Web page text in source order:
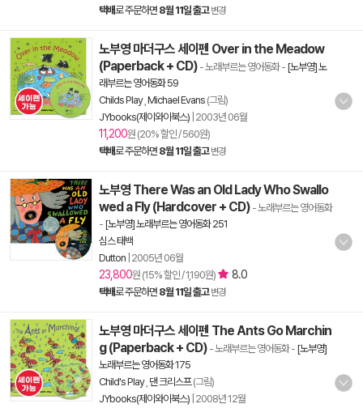
택배로 주문하면 8월 11일 출고 변경
노부영 마더구스 세이펜 Over in the Meadow
(Paperback + CD) - 노래부르는 영어동화- [노부영] 노
래부르는 영어동화 59
Childs Play, Michael Evans (그림)
JYbooks(제이와이북스) 2003년 06월
11,200원 (20% 할인 / 560원)
택배로 주문하면 8월 11일 출고 변경
노부영 There Was an Old Lady Who Swallo
wed a Fly (Hardcover + CD) - 노래부르는 영어동화
- [노부영] 노래부르는 영어동화 251
심스 태백
Dutton 2005년 06월
23,800원 (15% 할인 / 1,190원) 8.0
택배로 주문하면 8월 11일 출고 변경
노부영 마더구스 세이펜 The Ants Go Marchin
g (Paperback + CD) - 노래부르는 영어동화- [노부영]
노래부르는 영어동화 175
Child's Play, 댄 크리스프(그림)
JYbooks(제이와이북스) 2008년 12월